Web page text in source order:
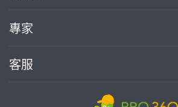
部落格
加入我們
買服務
熱門服務
專家
案件中心
客服